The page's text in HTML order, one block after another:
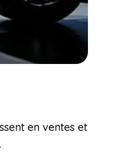
en ventes et